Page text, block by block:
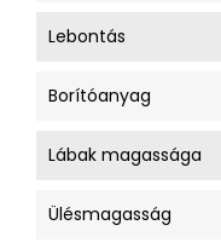
Lebontás
Borítóanyag
Lábak magassága
Ülésmagasság